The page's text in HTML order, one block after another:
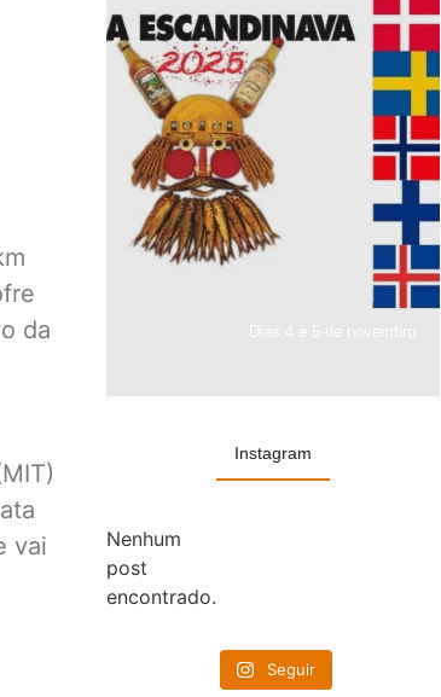
da
vai
Instagram
Nenhum
post
encontrado.
Seguir